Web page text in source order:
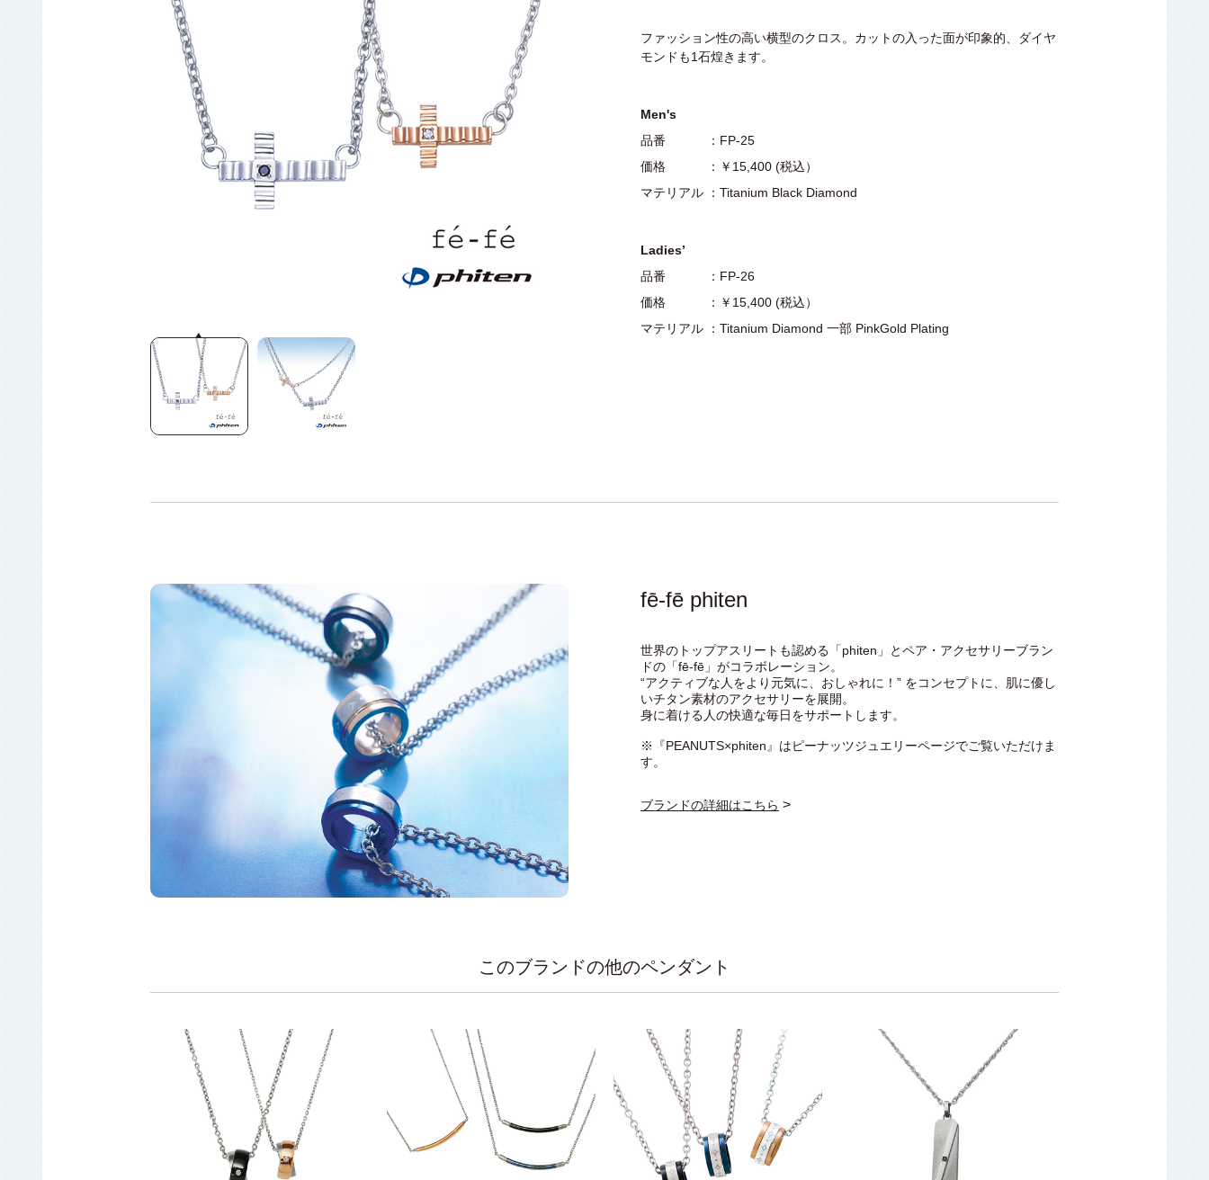
ファッション性の高い横型のクロス。カットの入った面が印象的、ダイヤ
モンドも1石煌きます。
Men's
品番 ：FP-25
価格 ：￥15,400 (税込）
マテリアル ：Titanium Black Diamond
Ladies’
品番 ：FP-26
価格 ：￥15,400 (税込）
マテリアル ：Titanium Diamond 一部 PinkGold Plating
fē-fē phiten
世界のトップアスリートも認める「phiten」とペア・アクセサリーブラン
ドの「fē-fē」がコラボレーション。
“アクティブな人をより元気に、おしゃれに！” をコンセプトに、肌に優し
いチタン素材のアクセサリーを展開。
身に着ける人の快適な毎日をサポートします。
※『PEANUTS×phiten』はピーナッツジュエリーページでご覧いただけま
す。
ブランドの詳細はこちら >
このブランドの他のペンダント